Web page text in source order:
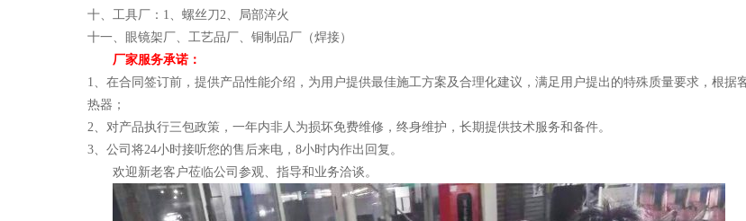
十、工具厂：1、螺丝刀2、局部淬火
十一、眼镜架厂、工艺品厂、铜制品厂（焊接）
厂家服务承诺：
1、在合同签订前，提供产品性能介绍，为用户提供最佳施工方案及合理化建议，满足用户提出的特殊质量要求，根据
热器；
2、对产品执行三包政策，一年内非人为损坏免费维修，终身维护，长期提供技术服务和备件。
3、公司将24小时接听您的售后来电，8小时内作出回复。
欢迎新老客户莅临公司参观、指导和业务洽谈。